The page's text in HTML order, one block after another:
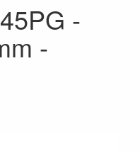
-
-